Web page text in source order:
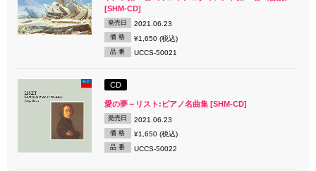
[SHM-CD]
発売日 2021.06.23
価 格 ¥1,650 (税込)
品 番 UCCS-50021
CD
愛の夢～リスト:ピアノ名曲集 [SHM-CD]
発売日 2021.06.23
価 格 ¥1,650 (税込)
品 番 UCCS-50022